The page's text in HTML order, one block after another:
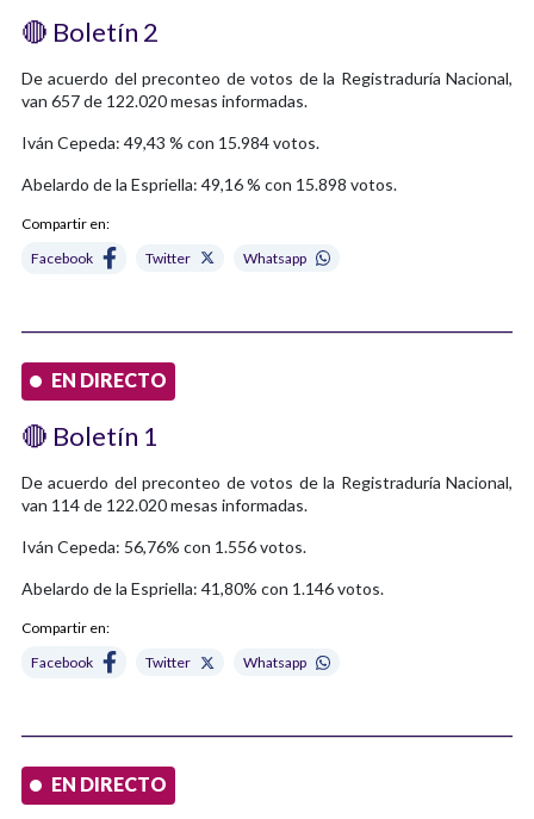
🔴 Boletín 2
De acuerdo del preconteo de votos de la Registraduría Nacional,
van 657 de 122.020 mesas informadas.
Iván Cepeda: 49,43 % con 15.984 votos.
Abelardo de la Espriella: 49,16 % con 15.898 votos.
Compartir en:
Facebook
Twitter Whatsapp
EN DIRECTO
🔴 Boletín 1
De acuerdo del preconteo de votos de la Registraduría Nacional,
van 114 de 122.020 mesas informadas.
Iván Cepeda: 56,76% con 1.556 votos.
Abelardo de la Espriella: 41,80% con 1.146 votos.
Compartir en:
Facebook
Twitter Whatsapp
EN DIRECTO